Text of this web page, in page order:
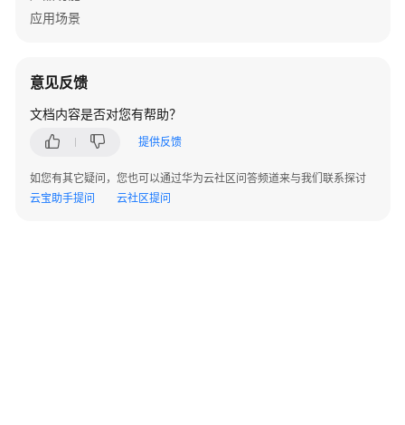
导
流
程
登
应用场景
意见反馈
文档内容是否对您有帮助？
提供反馈
如您有其它疑问，您也可以通过华为云社区问答频道来与我们联系探讨
云宝助手提问
云社区提问